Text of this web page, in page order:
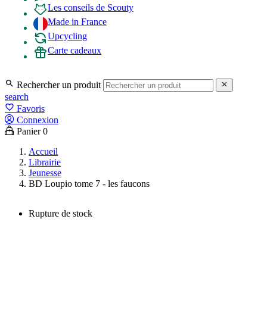
Les conseils de Scouty
Made in France
Upcycling
Carte cadeaux
 Rechercher un produit 
search
favorite_border Favoris
Connexion
Panier 0
Accueil
Librairie
Jeunesse
BD Loupio tome 7 - les faucons
Rupture de stock